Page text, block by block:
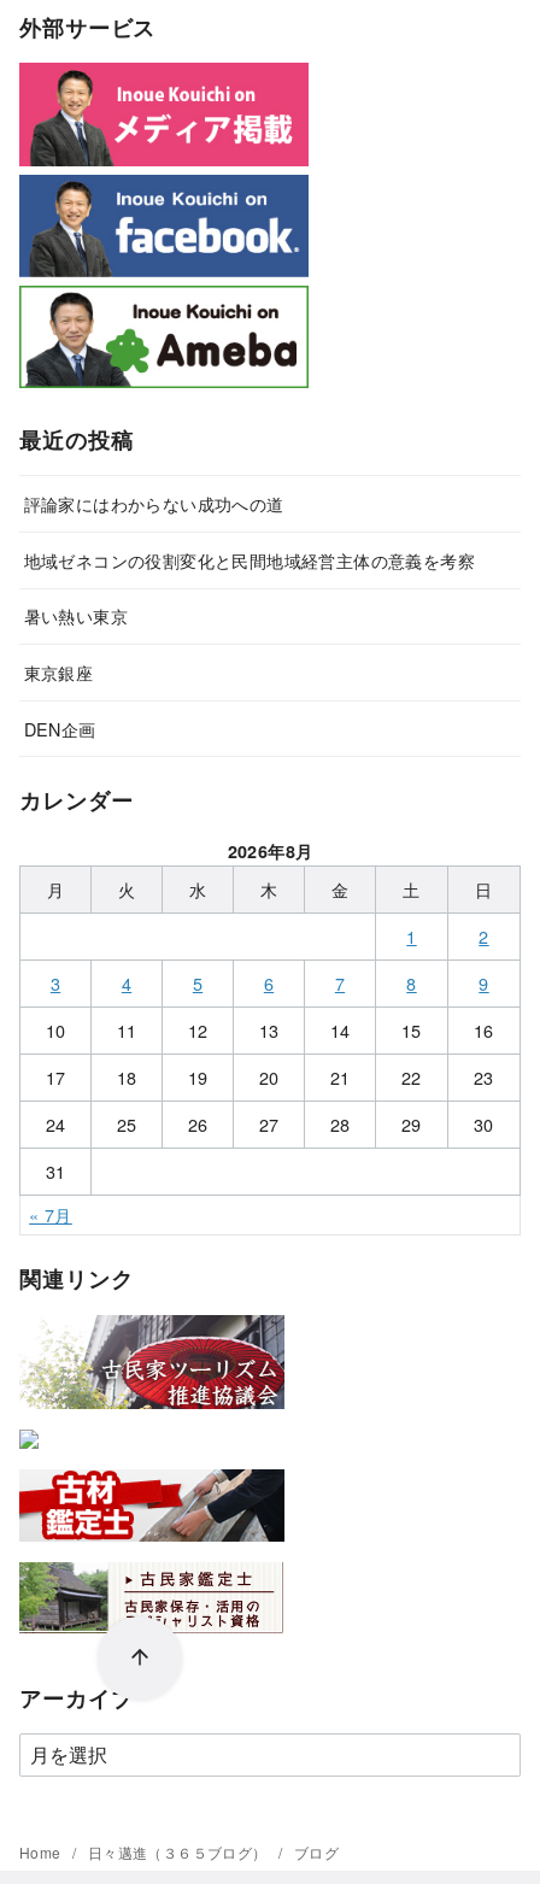
外部サービス
最近の投稿
評論家にはわからない成功への道
地域ゼネコンの役割変化と民間地域経営主体の意義を考察
暑い熱い東京
東京銀座
DEN企画
カレンダー
2026年8月
月 火 水 木 金 土
日
1
2
3
4 5 6 7 8
9
10
11 12 13 14 15
16
17
18 19 20 21 22
23
24
25 26 27 28 29
30
31
« 7月
関連リンク
アーカイブ
ア
ー
イ
Home 日々邁進（３６５ブログ） ブログ